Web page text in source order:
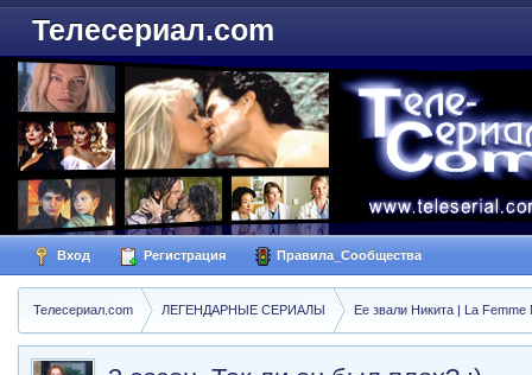
Телесериал.com
Вход Регистрация Правила_Сообщества
Телесериал.com ЛЕГЕНДАРНЫЕ СЕРИАЛЫ Ее звали Никита | La Femme